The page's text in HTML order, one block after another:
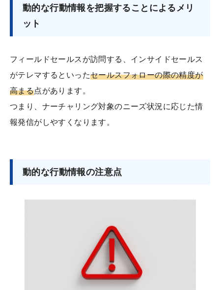
動的な行動情報を把握することによるメリ
ット
フィールドセールスが訪問する、インサイドセールス
がテレマするといったセールスフォローの際の精度が
高まる点があります。
つまり、ナーチャリング対象のニーズ状況に応じた情
報発信がしやすくなります。
動的な行動情報の注意点